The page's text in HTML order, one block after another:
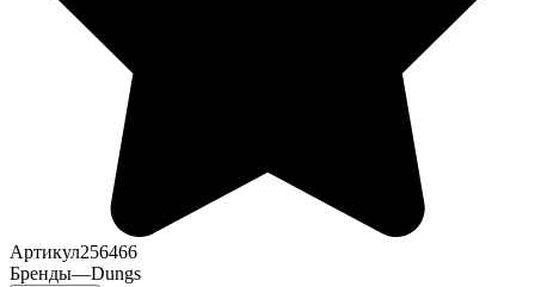
Артикул256466
Бренды—Dungs